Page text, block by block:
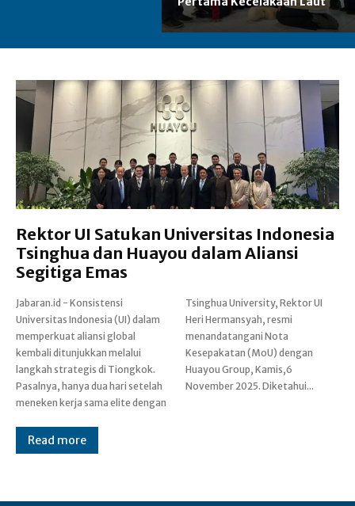
Rektor UI Satukan Universitas Indonesia
Tsinghua dan Huayou dalam Aliansi
Segitiga Emas
‎Jabaran.id - Konsistensi
Universitas Indonesia (UI) dalam
memperkuat aliansi global
kembali ditunjukkan melalui
langkah strategis di Tiongkok.
Pasalnya, hanya dua hari setelah
meneken kerja sama elite dengan
Tsinghua University, Rektor UI
Heri Hermansyah, resmi
menandatangani Nota
Kesepakatan (MoU) dengan
Huayou Group, Kamis,6
November 2025. Diketahui...
Read more